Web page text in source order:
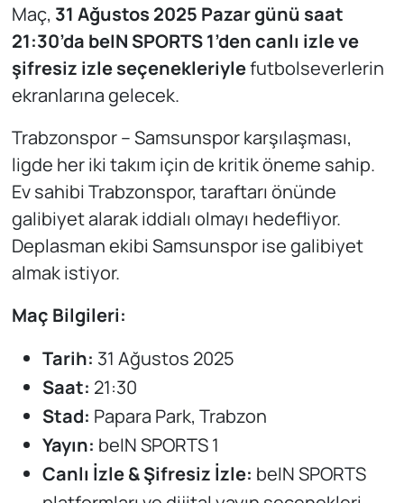
Maç, 31 Ağustos 2025 Pazar günü saat
21:30’da beIN SPORTS 1’den canlı izle ve
şifresiz izle seçenekleriylefutbolseverlerin
ekranlarına gelecek.
Trabzonspor – Samsunspor karşılaşması,
ligde her iki takım için de kritik öneme sahip.
Ev sahibi Trabzonspor, taraftarı önünde
galibiyet alarak iddialı olmayı hedefliyor.
Deplasman ekibi Samsunspor ise galibiyet
almak istiyor.
Maç Bilgileri:
Tarih: 31 Ağustos 2025
Saat: 21:30
Stad: Papara Park, Trabzon
Yayın: beIN SPORTS 1
Canlı İzle & Şifresiz İzle: beIN SPORTS